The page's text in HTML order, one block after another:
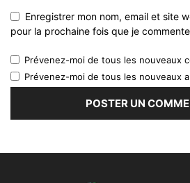
Enregistrer mon nom, email et site
pour la prochaine fois que je
Prévenez-moi de tous les nouveaux
Prévenez-moi de tous les nouveaux